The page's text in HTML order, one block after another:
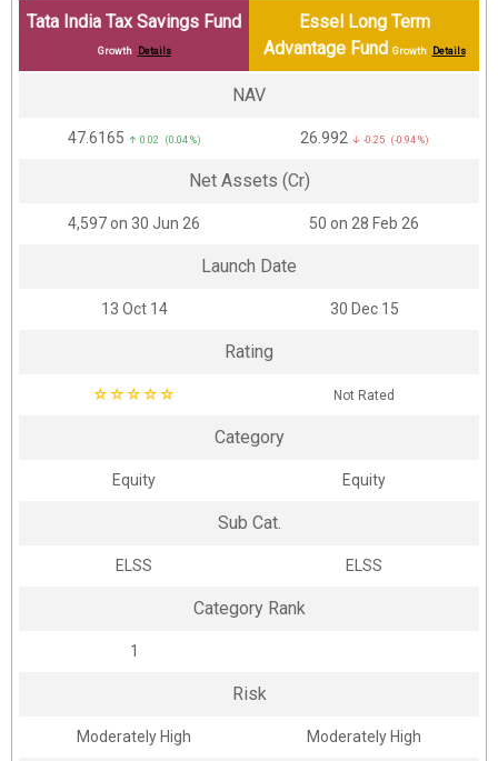
Tata India Tax Savings Fund
Growth Details
Essel Long Term
Advantage Fund Growth Details
NAV
₹47.6165 ↑ 0.02 (0.04 %) ₹26.992 ↓ -0.25 (-0.94 %)
Net Assets (Cr)
₹4,597 on 30 Jun 26 ₹50 on 28 Feb 26
Launch Date
13 Oct 14 30 Dec 15
Rating
☆☆☆☆☆ Not Rated
Category
Equity Equity
Sub Cat.
ELSS ELSS
Category Rank
1
Risk
Moderately High Moderately High